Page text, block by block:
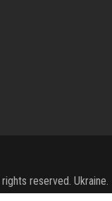
reserved. Ukraine.